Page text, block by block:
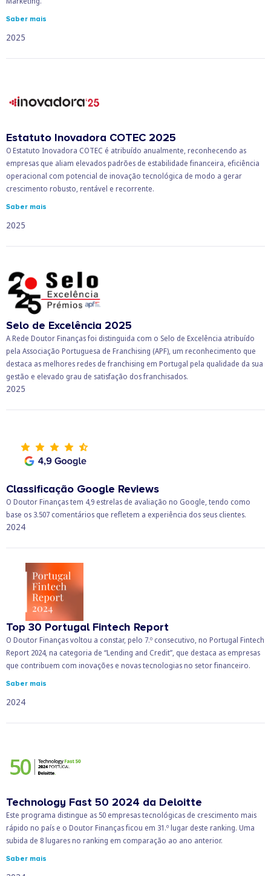
Saber mais
2025
Estatuto Inovadora COTEC 2025
O Estatuto Inovadora COTEC é atribuído anualmente, reconhecendo as
empresas que aliam elevados padrões de estabilidade financeira, eficiência
operacional com potencial de inovação tecnológica de modo a gerar
crescimento robusto, rentável e recorrente.
Saber mais
2025
Selo de Excelência 2025
A Rede Doutor Finanças foi distinguida com o Selo de Excelência atribuído
pela Associação Portuguesa de Franchising (APF), um reconhecimento que
destaca as melhores redes de franchising em Portugal pela qualidade da sua
gestão e elevado grau de satisfação dos franchisados.
2025
Classificação Google Reviews
O Doutor Finanças tem 4,9 estrelas de avaliação no Google, tendo como
base os 3.507 comentários que refletem a experiência dos seus clientes.
2024
Top 30 Portugal Fintech Report
O Doutor Finanças voltou a constar, pelo 7.º consecutivo, no Portugal Fintech
Report 2024, na categoria de “Lending and Credit”, que destaca as empresas
que contribuem com inovações e novas tecnologias no setor financeiro.
Saber mais
2024
Technology Fast 50 2024 da Deloitte
Este programa distingue as 50 empresas tecnológicas de crescimento mais
rápido no país e o Doutor Finanças ficou em 31.º lugar deste ranking. Uma
subida de 8 lugares no ranking em comparação ao ano anterior.
Saber mais